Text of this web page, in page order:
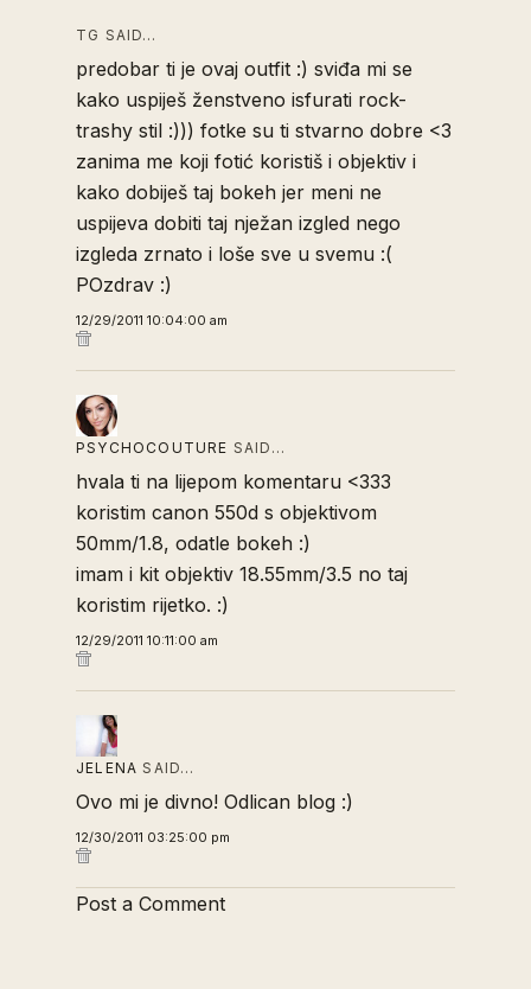
TG SAID…
predobar ti je ovaj outfit :) sviđa mi se
kako uspiješ ženstveno isfurati rock-
trashy stil :))) fotke su ti stvarno dobre <3
zanima me koji fotić koristiš i objektiv i
kako dobiješ taj bokeh jer meni ne
uspijeva dobiti taj nježan izgled nego
izgleda zrnato i loše sve u svemu :(
POzdrav :)
12/29/2011 10:04:00 am
PSYCHOCOUTURE SAID…
hvala ti na lijepom komentaru <333
koristim canon 550d s objektivom
50mm/1.8, odatle bokeh :)
imam i kit objektiv 18.55mm/3.5 no taj
koristim rijetko. :)
12/29/2011 10:11:00 am
JELENA SAID…
Ovo mi je divno! Odlican blog :)
12/30/2011 03:25:00 pm
Post a Comment